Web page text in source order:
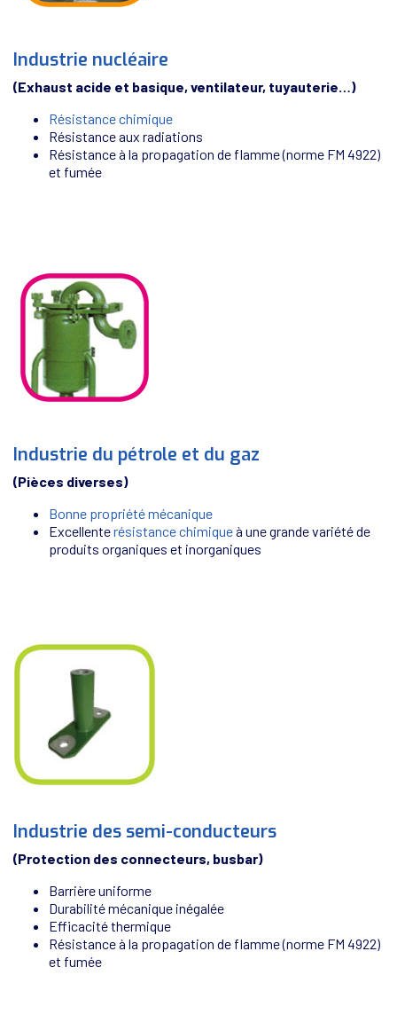
Industrie nucléaire
(Exhaust acide et basique, ventilateur, tuyauterie…)
Résistance chimique
Résistance aux radiations
Résistance à la propagation de flamme (norme FM 4922)
et fumée
Industrie du pétrole et du gaz
(Pièces diverses)
Bonne propriété mécanique
Excellenterésistance chimiqueà une grande variété de
produits organiques et inorganiques
Industrie des semi-conducteurs
(Protection des connecteurs, busbar)
Barrière uniforme
Durabilité mécanique inégalée
Efficacité thermique
Résistance à la propagation de flamme (norme FM 4922)
et fumée